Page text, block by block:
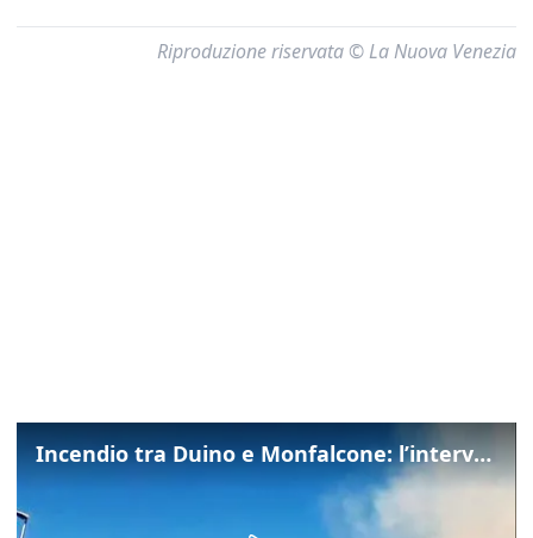
Riproduzione riservata © La Nuova Venezia
Incendio tra Duino e Monfalcone: l’intervento dei vigili del fuoco